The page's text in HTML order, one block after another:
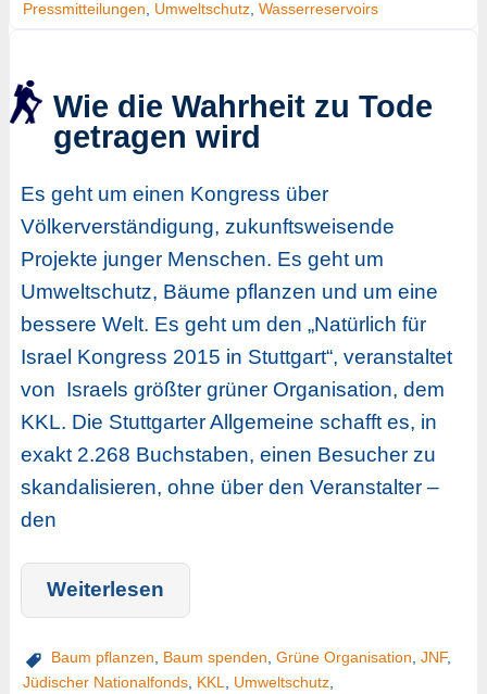
Pressmitteilungen
Umweltschutz, Wasserreservoirs
Wie die Wahrheit zu Tode
getragen wird
Es geht um einen Kongress über
Völkerverständigung, zukunftsweisende
Projekte junger Menschen. Es geht um
Umweltschutz, Bäume pflanzen und um eine
bessere Welt. Es geht um den „Natürlich für
Israel Kongress 2015 in Stuttgart“, veranstaltet
von Israels größter grüner Organisation, dem
KKL. Die Stuttgarter Allgemeine schafft es, in
exakt 2.268 Buchstaben, einen Besucher zu
skandalisieren, ohne über den Veranstalter –
den
Weiterlesen
Baum pflanzen, Baum spenden, Grüne Organisation, JNF,
Jüdischer Nationalfonds, KKL Umweltschutz,